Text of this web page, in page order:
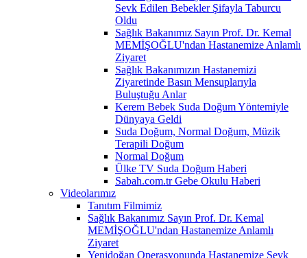
Sevk Edilen Bebekler Şifayla Taburcu
Oldu
Sağlık Bakanımız Sayın Prof. Dr. Kemal
MEMİŞOĞLU'ndan Hastanemize Anlamlı
Ziyaret
Sağlık Bakanımızın Hastanemizi
Ziyaretinde Basın Mensuplarıyla
Buluştuğu Anlar
Kerem Bebek Suda Doğum Yöntemiyle
Dünyaya Geldi
Suda Doğum, Normal Doğum, Müzik
Terapili Doğum
Normal Doğum
Ülke TV Suda Doğum Haberi
Sabah.com.tr Gebe Okulu Haberi
Videolarımız
Tanıtım Filmimiz
Sağlık Bakanımız Sayın Prof. Dr. Kemal
MEMİŞOĞLU'ndan Hastanemize Anlamlı
Ziyaret
Yenidoğan Operasyonunda Hastanemize Sevk